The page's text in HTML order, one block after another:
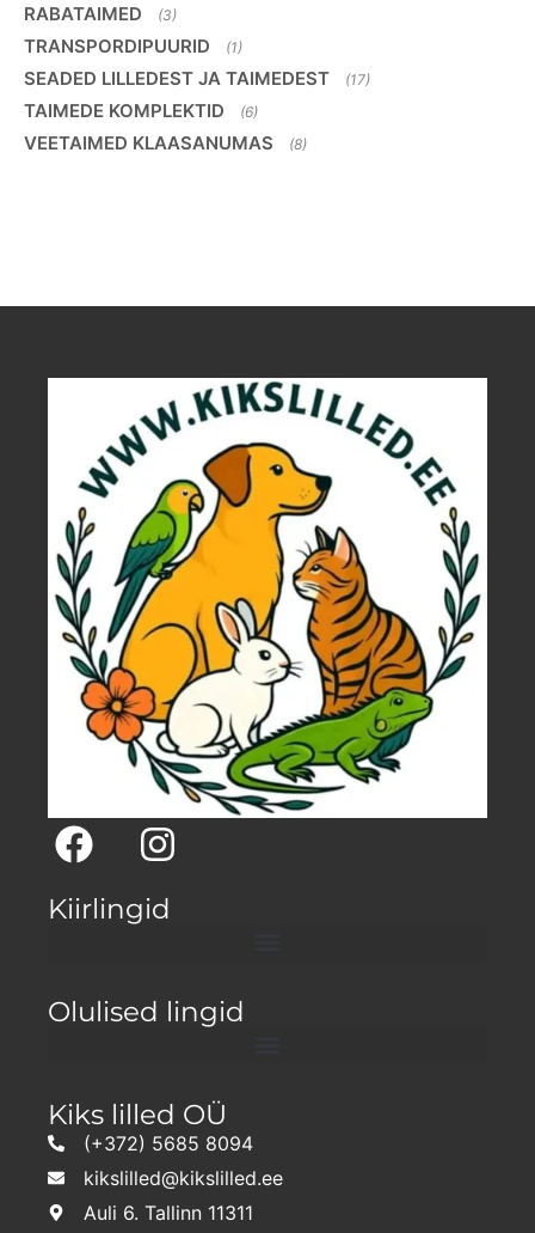
RABATAIMED (3)
TRANSPORDIPUURID (1)
SEADED LILLEDEST JA TAIMEDEST (17)
TAIMEDE KOMPLEKTID (6)
VEETAIMED KLAASANUMAS (8)
Kiirlingid
Olulised lingid
Kiks lilled OÜ
(+372) 5685 8094
kikslilled@kikslilled.ee
Auli 6. Tallinn 11311